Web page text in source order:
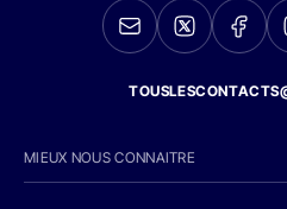
MIEUX NOUS CONNAITRE